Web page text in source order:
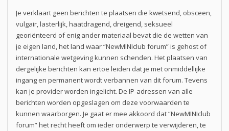
Je verklaart geen berichten te plaatsen die kwetsend, obsceen,
vulgair, lasterlijk, haatdragend, dreigend, seksueel
georiënteerd of enig ander materiaal bevat die de wetten van
je eigen land, het land waar “NewMINIclub forum” is gehost of
internationale wetgeving kunnen schenden. Het plaatsen van
dergelijke berichten kan ertoe leiden dat je met onmiddellijke
ingang en permanent wordt verbannen van dit forum. Tevens
kan je provider worden ingelicht. De IP-adressen van alle
berichten worden opgeslagen om deze voorwaarden te
kunnen waarborgen. Je gaat er mee akkoord dat “NewMINIclub
forum” het recht heeft om ieder onderwerp te verwijderen, te